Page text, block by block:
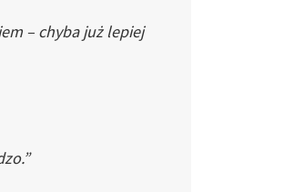
– chyba już lepiej